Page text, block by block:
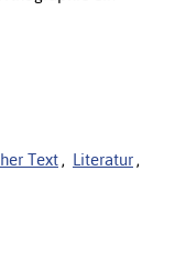
Text , Literatur ,